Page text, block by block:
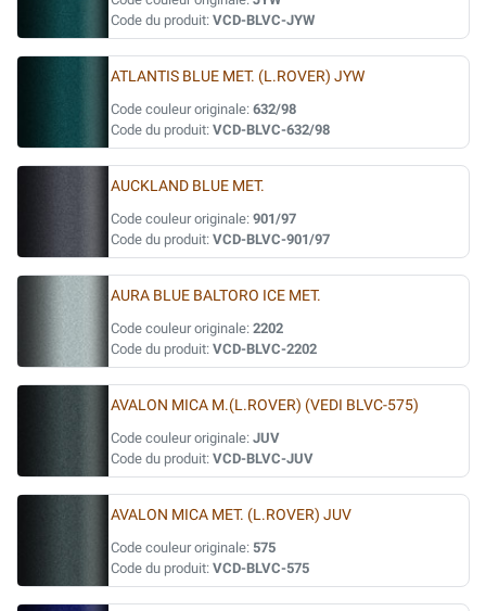
Code du produit: VCD-BLVC-JYW
ATLANTIS BLUE MET. (L.ROVER) JYW
Code couleur originale: 632/98
Code du produit: VCD-BLVC-632/98
AUCKLAND BLUE MET.
Code couleur originale: 901/97
Code du produit: VCD-BLVC-901/97
AURA BLUE BALTORO ICE MET.
Code couleur originale: 2202
Code du produit: VCD-BLVC-2202
AVALON MICA M.(L.ROVER) (VEDI BLVC-575)
Code couleur originale: JUV
Code du produit: VCD-BLVC-JUV
AVALON MICA MET. (L.ROVER) JUV
Code couleur originale: 575
Code du produit: VCD-BLVC-575